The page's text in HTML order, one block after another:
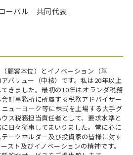
ーバル 共同代表
顧客本位）とイノベーション（革
バリュー（中核）です。私は20年以上
きました。最初の10年はオランダ税務
計事務所に所属する税務アドバイザー
ューヨーク等に株式を上場する大手グ
ス税務担当責任者として、要求水準と
日々従事してまいりました。常に心に
ークホルダー及び投資家の皆様に対す
スト及びイノベーションの精神です。